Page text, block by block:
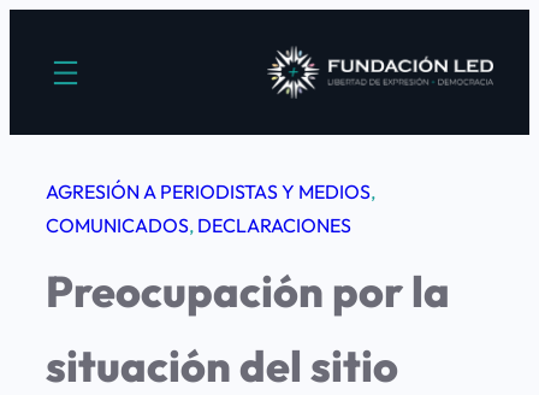
AGRESIÓN A PERIODISTAS Y MEDIOS
COMUNICADOS, DECLARACIONES
Preocupación por la
situación del sitio